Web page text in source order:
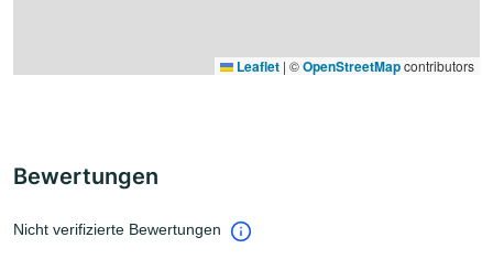
Leaflet | ©OpenStreetMapcontributors
Bewertungen
Nicht verifizierte Bewertungen